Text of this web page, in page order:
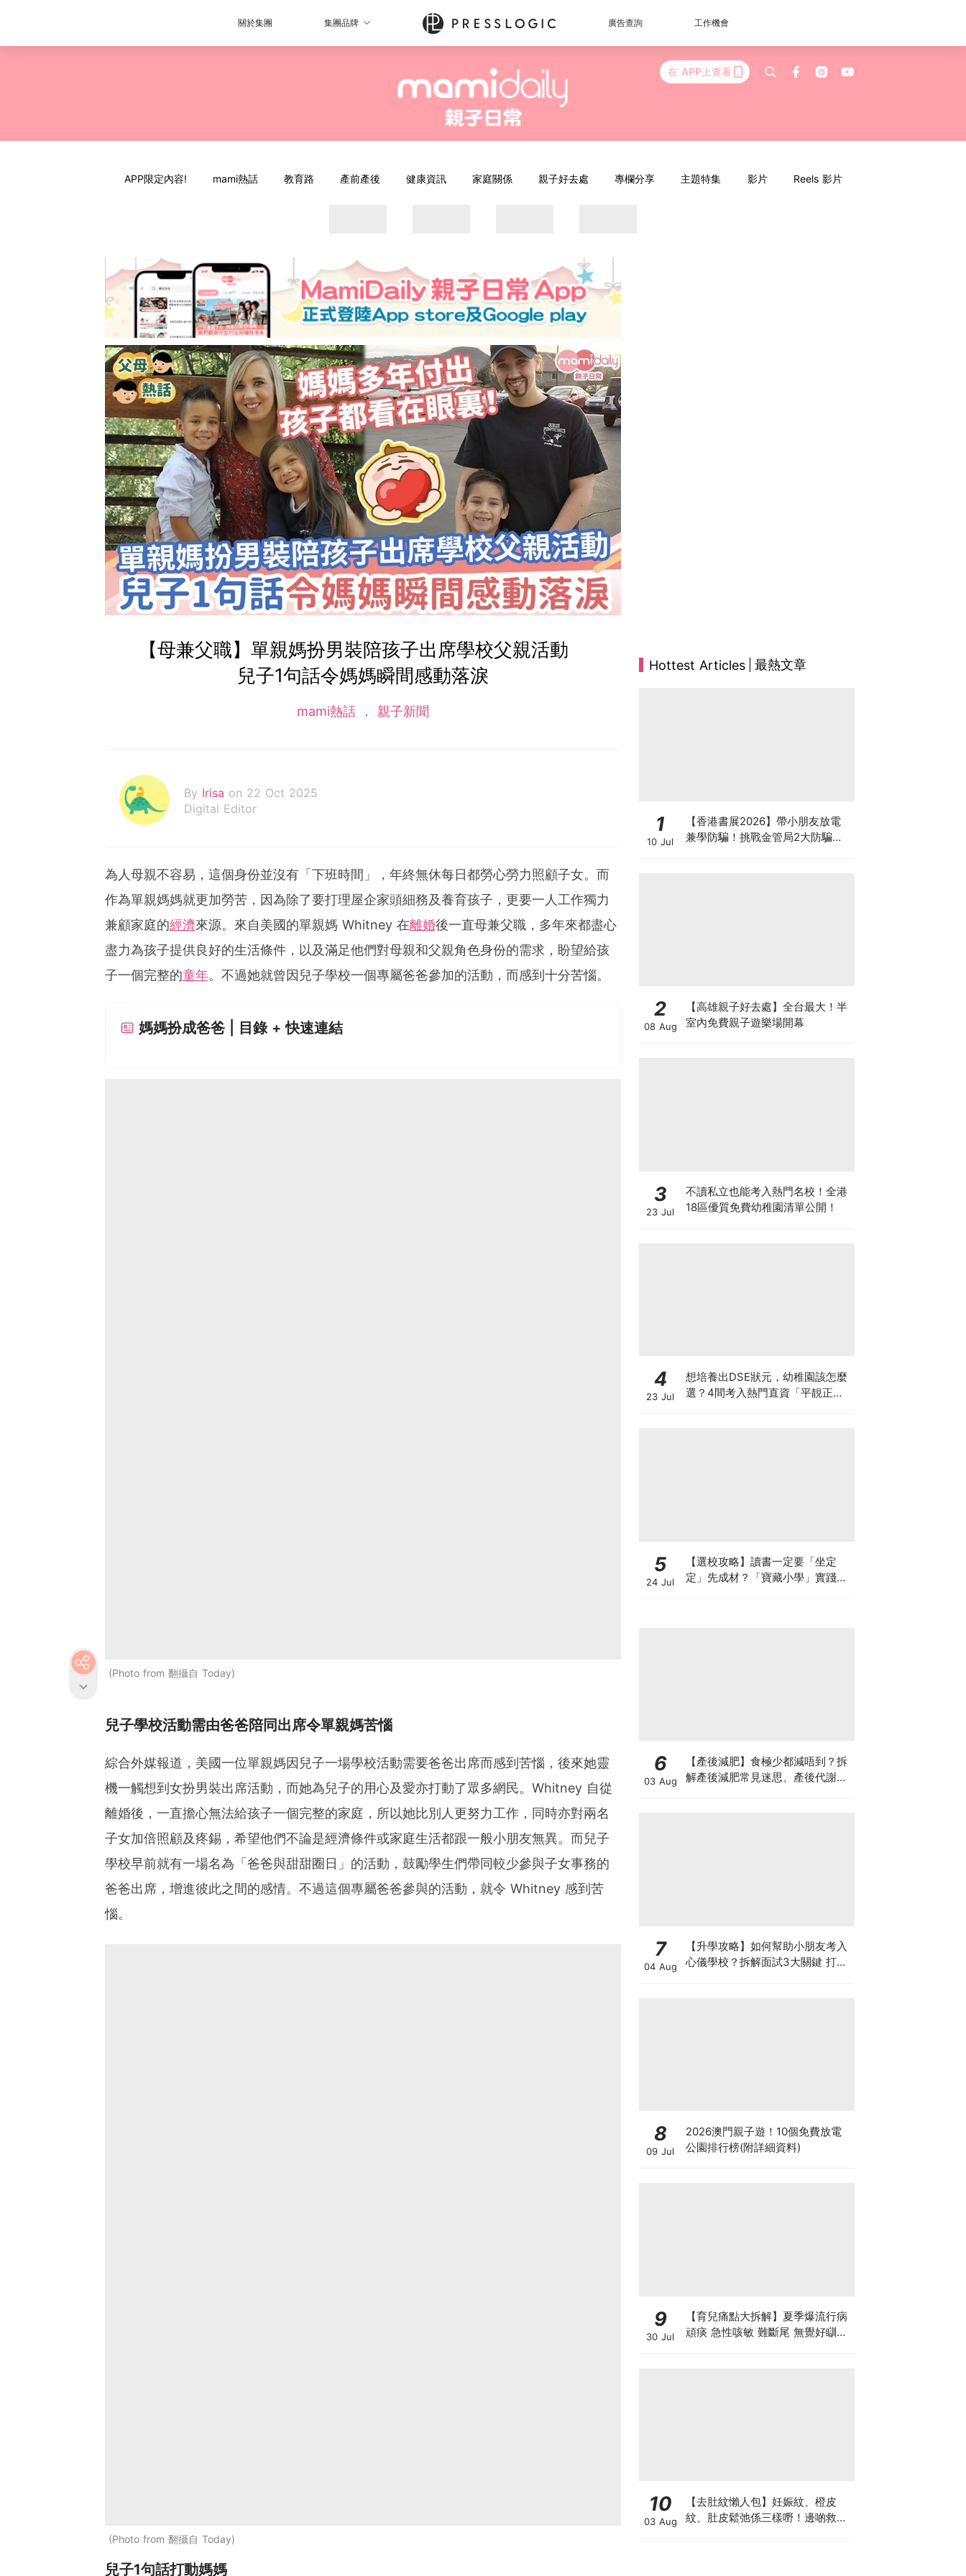
關於集團 集團品牌 廣告查詢 工作機會
在 APP上查看
APP限定內容! mami熱話 教育路 產前產後 健康資訊 家庭關係 親子好去處 專欄分享 主題特集 影片 Reels 影片
【母兼父職】單親媽扮男裝陪孩子出席學校父親活動
兒子1句話令媽媽瞬間感動落淚
mami熱話 親子新聞
By Irisa on 22 Oct 2025
Digital Editor
為人母親不容易，這個身份並沒有「下班時間」，年終無休每日都勞心勞力照顧子女。而
作為單親媽媽就更加勞苦，因為除了要打理屋企家頭細務及養育孩子，更要一人工作獨力
兼顧家庭的經濟來源。來自美國的單親媽 Whitney 在離婚後一直母兼父職，多年來都盡心
盡力為孩子提供良好的生活條件，以及滿足他們對母親和父親角色身份的需求，盼望給孩
子一個完整的童年。不過她就曾因兒子學校一個專屬爸爸參加的活動，而感到十分苦惱。
媽媽扮成爸爸 | 目錄 + 快速連結
Photo from 翻攝自 Today
兒子學校活動需由爸爸陪同出席令單親媽苦惱
綜合外媒報道，美國一位單親媽因兒子一場學校活動需要爸爸出席而感到苦惱，後來她靈
機一觸想到女扮男裝出席活動，而她為兒子的用心及愛亦打動了眾多網民。Whitney 自從
離婚後，一直擔心無法給孩子一個完整的家庭，所以她比別人更努力工作，同時亦對兩名
子女加倍照顧及疼錫，希望他們不論是經濟條件或家庭生活都跟一般小朋友無異。而兒子
學校早前就有一場名為「爸爸與甜甜圈日」的活動，鼓勵學生們帶同較少參與子女事務的
爸爸出席，增進彼此之間的感情。不過這個專屬爸爸參與的活動，就令 Whitney 感到苦
惱。
Photo from 翻攝自 Today
兒子1句話打動媽媽
Hottest Articles 最熱文章
1
10 Jul
【香港書展2026】帶小朋友放電
兼學防騙！挑戰金管局2大防騙遊
2
08 Aug
【高雄親子好去處】全台最大！半
室內免費親子遊樂場開幕
3
23 Jul
不讀私立也能考入熱門名校！全港
18區優質免費幼稚園清單公開！
4
23 Jul
想培養出DSE狀元，幼稚園該怎麼
選？4間考入熱門直資「平靚正」
5
24 Jul
【選校攻略】讀書一定要「坐定
定」先成材？「寶藏小學」實踐動
6
03 Aug
【產後減肥】食極少都減唔到？拆
解產後減肥常見迷思、產後代謝、
7
04 Aug
【升學攻略】如何幫助小朋友考入
心儀學校？拆解面試3大關鍵 打好
8
09 Jul
2026澳門親子遊！10個免費放電
公園排行榜(附詳細資料)
9
30 Jul
【育兒痛點大拆解】夏季爆流行病
頑痰 急性咳敏 難斷尾 無覺好瞓？
10
03 Aug
【去肚紋懶人包】妊娠紋、橙皮
紋、肚皮鬆弛係三樣嘢！邊啲救得